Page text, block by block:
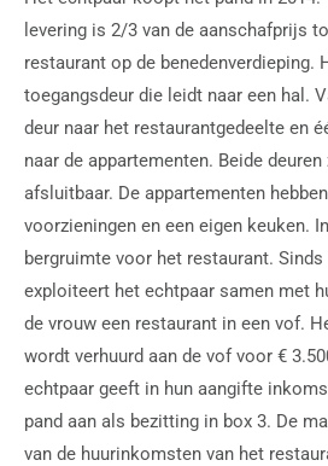
levering is 2/3 van de aanschafprijs
restaurant op de benedenverdieping.
toegangsdeur die leidt naar een hal.
deur naar het restaurantgedeelte en
naar de appartementen. Beide
afsluitbaar. De appartementen
voorzieningen en een eigen keuken.
bergruimte voor het restaurant.
exploiteert het echtpaar samen met
de vrouw een restaurant in een vof.
wordt verhuurd aan de vof voor €
echtpaar geeft in hun aangifte
pand aan als bezitting in box 3. De
van de huurinkomsten van het